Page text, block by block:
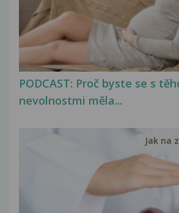
PODCAST: Proč byste se s
nevolnostmi měla...
Jak na